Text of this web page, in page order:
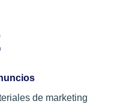
de marketing